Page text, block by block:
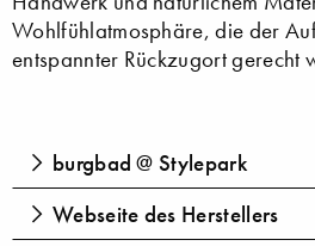
Wohlfühlatmosphäre, die der
entspannter Rückzugort gerecht
burgbad @ Stylepark
Webseite des Herstellers